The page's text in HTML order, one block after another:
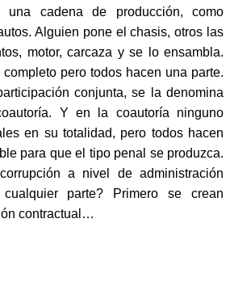
una cadena de producción, como
Alguien pone el chasis, otros las
motor, carcaza y se lo ensambla.
pero todos hacen una parte.
conjunta, se la denomina
Y en la coautoría ninguno
en su totalidad, pero todos hacen
para que el tipo penal se produzca.
a nivel de administración
parte? Primero se crean
contractual…